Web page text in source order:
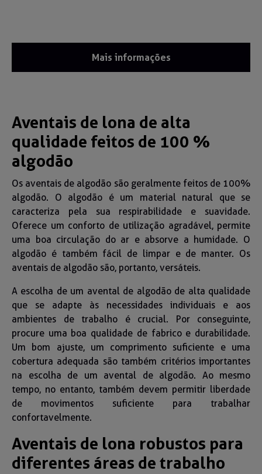
Mais informações
Aventais de lona de alta
qualidade feitos de 100 %
algodão
Os aventais de algodão são geralmente feitos de 100%
algodão. O algodão é um material natural que se
caracteriza pela sua respirabilidade e suavidade.
Oferece um conforto de utilização agradável, permite
uma boa circulação do ar e absorve a humidade. O
algodão é também fácil de limpar e de manter. Os
aventais de algodão são, portanto, versáteis.
A escolha de um avental de algodão de alta qualidade
que se adapte às necessidades individuais e aos
ambientes de trabalho é crucial. Por conseguinte,
procure uma boa qualidade de fabrico e durabilidade.
Um bom ajuste, um comprimento suficiente e uma
cobertura adequada são também critérios importantes
na escolha de um avental de algodão. Ao mesmo
tempo, no entanto, também devem permitir liberdade
de movimentos suficiente para trabalhar
confortavelmente.
Aventais de lona robustos para
diferentes áreas de trabalho